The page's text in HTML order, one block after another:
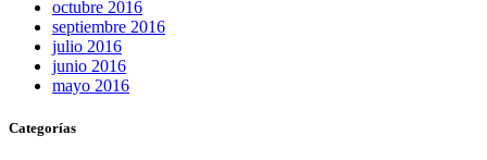
octubre 2016
septiembre 2016
julio 2016
junio 2016
mayo 2016
Categorías